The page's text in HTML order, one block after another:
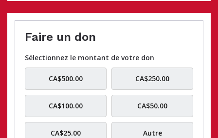
Faire un don
Sélectionnez le montant de votre don
CA$500.00 CA$250.00
CA$100.00 CA$50.00
CA$25.00 Autre